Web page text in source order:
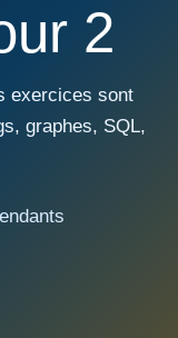
2
exercices sont
graphes, SQL,